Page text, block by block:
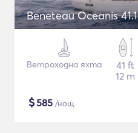
Beneteau Oceanis 41.1
Ветроходна яхта
41 ft
12 m
$585 /нощ